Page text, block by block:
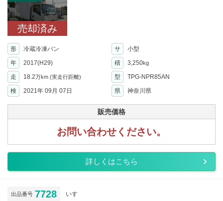
売却済み
形 冷蔵冷凍バン サ
小型
年
2017(H29) 積 3,250kg
走 18.2万km (実走行距離) 型
TPG-NPR85AN
検
2021年 09月 07日 県 神奈川県
販売価格
お問い合わせください。
詳しくはこちら
出品番号 7728
いすゞ